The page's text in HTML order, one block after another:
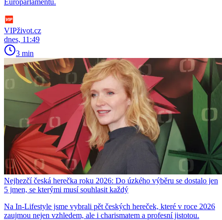
VIPživot.cz
dnes, 11:49
3 min
Nejhezčí česká herečka roku 2026: Do úzkého výběru se dostalo jen
5 jmen, se kterými musí souhlasit každý
Na In-Lifestyle jsme vybrali pět českých hereček, které v roce 2026
zaujmou nejen vzhledem, ale i charismatem a profesní jistotou.